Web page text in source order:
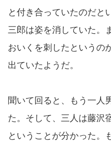
と付き合っていたのだと
三郎は姿を消していた。
おいくを刺したというの
出ていたようだ。
聞いて回ると、もう一人
た。そして、三人は藤沢
ということが分かった。